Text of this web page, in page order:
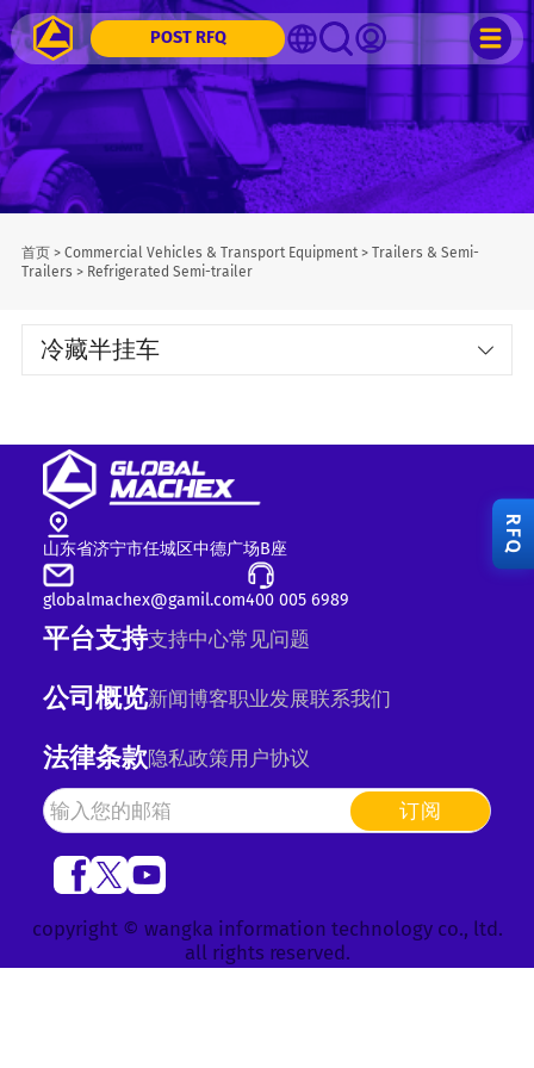
POST RFQ
首页> Commercial Vehicles & Transport Equipment> Trailers & Semi-
Trailers > Refrigerated Semi-trailer
冷藏半挂车
山东省济宁市任城区中德广场B座
globalmachex@gamil.com400 005 6989
平台支持支持中心常见问题
公司概览新闻博客职业发展联系我们
法律条款隐私政策用户协议
订阅
copyright © wangka information technology co., ltd.
all rights reserved.
RFQ